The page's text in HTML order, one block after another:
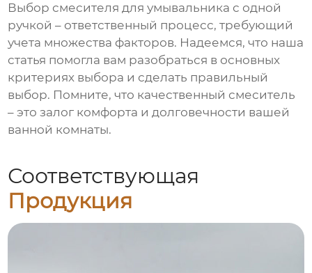
Выбор смесителя для умывальника с одной
ручкой – ответственный процесс, требующий
учета множества факторов. Надеемся, что наша
статья помогла вам разобраться в основных
критериях выбора и сделать правильный
выбор. Помните, что качественный смеситель
– это залог комфорта и долговечности вашей
ванной комнаты.
Соответствующая
Продукция